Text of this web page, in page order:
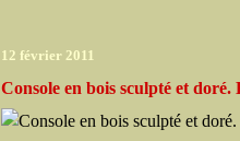
12 février 2011
Console en bois sculpté et